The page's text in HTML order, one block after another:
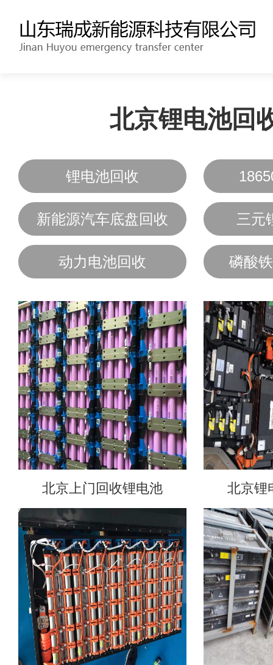
北京锂电池回
锂电池回收
新能源汽车底盘回收 三元
动力电池回收 磷酸
北京上门回收锂电池 北京锂